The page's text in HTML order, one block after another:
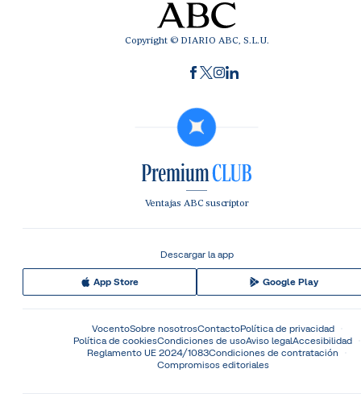
Copyright © DIARIO ABC, S.L.U.
Ventajas ABC suscriptor
Descargar la app
App Store Google Play
VocentoSobre nosotrosContactoPolítica de privacidad
Política de cookiesCondiciones de usoAviso legalAccesibilidad
Reglamento UE 2024/1083Condiciones de contratación
Compromisos editoriales